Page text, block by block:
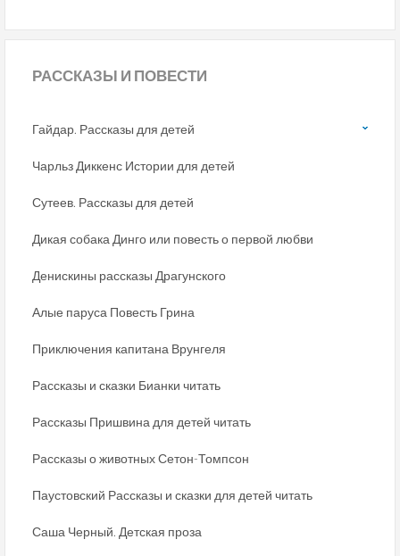
РАССКАЗЫ И ПОВЕСТИ
Гайдар. Рассказы для детей
Чарльз Диккенс Истории для детей
Сутеев. Рассказы для детей
Дикая собака Динго или повесть о первой любви
Денискины рассказы Драгунского
Алые паруса Повесть Грина
Приключения капитана Врунгеля
Рассказы и сказки Бианки читать
Рассказы Пришвина для детей читать
Рассказы о животных Сетон-Томпсон
Паустовский Рассказы и сказки для детей читать
Саша Черный. Детская проза